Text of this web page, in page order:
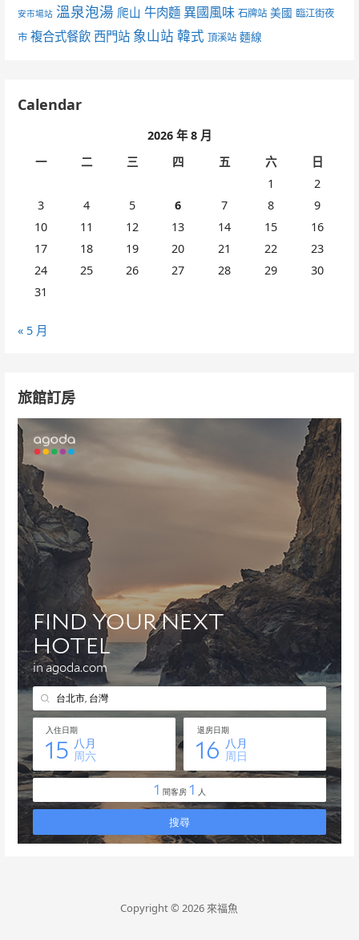
安市場站 溫泉泡湯 爬山 牛肉麵 異國風味 石牌站 美國 臨江街夜
市 複合式餐飲 西門站 象山站 韓式 頂溪站 麵線
Calendar
2026 年 8 月
一
二 三 四 五 六
日
1
2
3
4 5 6 7 8
9
10
11 12 13 14 15
16
17
18 19 20 21 22
23
24
25 26 27 28 29
30
31
« 5 月
旅館訂房
Copyright © 2026 來福魚